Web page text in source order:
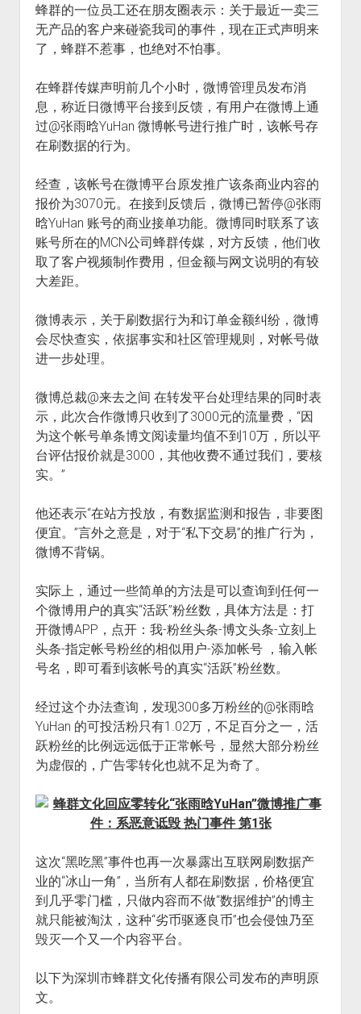
蜂群的一位员工还在朋友圈表示：关于最近一卖三
无产品的客户来碰瓷我司的事件，现在正式声明来
了，蜂群不惹事，也绝对不怕事。
在蜂群传媒声明前几个小时，微博管理员发布消
息，称近日微博平台接到反馈，有用户在微博上通
过@张雨晗YuHan 微博帐号进行推广时，该帐号存
在刷数据的行为。
经查，该帐号在微博平台原发推广该条商业内容的
报价为3070元。在接到反馈后，微博已暂停@张雨
晗YuHan 账号的商业接单功能。微博同时联系了该
账号所在的MCN公司蜂群传媒，对方反馈，他们收
取了客户视频制作费用，但金额与网文说明的有较
大差距。
微博表示，关于刷数据行为和订单金额纠纷，微博
会尽快查实，依据事实和社区管理规则，对帐号做
进一步处理。
微博总裁@来去之间 在转发平台处理结果的同时表
示，此次合作微博只收到了3000元的流量费，“因
为这个帐号单条博文阅读量均值不到10万，所以平
台评估报价就是3000，其他收费不通过我们，要核
实。”
他还表示“在站方投放，有数据监测和报告，非要图
便宜。”言外之意是，对于“私下交易”的推广行为，
微博不背锅。
实际上，通过一些简单的方法是可以查询到任何一
个微博用户的真实“活跃”粉丝数，具体方法是：打
开微博APP，点开：我-粉丝头条-博文头条-立刻上
头条-指定帐号粉丝的相似用户-添加帐号 ，输入帐
号名，即可看到该帐号的真实“活跃”粉丝数。
经过这个办法查询，发现300多万粉丝的@张雨晗
YuHan 的可投活粉只有1.02万，不足百分之一，活
跃粉丝的比例远远低于正常帐号，显然大部分粉丝
为虚假的，广告零转化也就不足为奇了。
这次“黑吃黑”事件也再一次暴露出互联网刷数据产
业的“冰山一角”，当所有人都在刷数据，价格便宜
到几乎零门槛，只做内容而不做“数据维护”的博主
就只能被淘汰，这种“劣币驱逐良币”也会侵蚀乃至
毁灭一个又一个内容平台。
以下为深圳市蜂群文化传播有限公司发布的声明原
文。